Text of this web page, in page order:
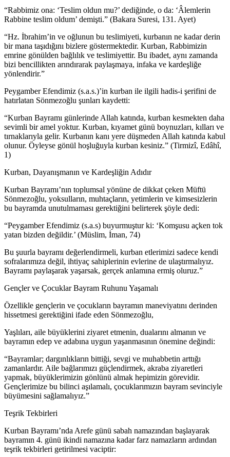
“Rabbimiz ona: ‘Teslim oldun mu?’ dediğinde, o da: ‘Âlemlerin
Rabbine teslim oldum’ demişti.” (Bakara Suresi, 131. Ayet)
“Hz. İbrahim’in ve oğlunun bu teslimiyeti, kurbanın ne kadar derin
bir mana taşıdığını bizlere göstermektedir. Kurban, Rabbimizin
emrine gönülden bağlılık ve teslimiyettir. Bu ibadet, aynı zamanda
bizi bencillikten arındırarak paylaşmaya, infaka ve kardeşliğe
yönlendirir.”
Peygamber Efendimiz (s.a.s.)’in kurban ile ilgili hadis-i şerifini de
hatırlatan Sönmezoğlu şunları kaydetti:
“Kurban Bayramı günlerinde Allah katında, kurban kesmekten daha
sevimli bir amel yoktur. Kurban, kıyamet günü boynuzları, kılları ve
tırnaklarıyla gelir. Kurbanın kanı yere düşmeden Allah katında kabul
olunur. Öyleyse gönül hoşluğuyla kurban kesiniz.” (Tirmizî, Edâhî,
1)
Kurban, Dayanışmanın ve Kardeşliğin Adıdır
Kurban Bayramı’nın toplumsal yönüne de dikkat çeken Müftü
Sönmezoğlu, yoksulların, muhtaçların, yetimlerin ve kimsesizlerin
bu bayramda unutulmaması gerektiğini belirterek şöyle dedi:
“Peygamber Efendimiz (s.a.s) buyurmuştur ki: ‘Komşusu açken tok
yatan bizden değildir.’ (Müslim, İman, 74)
Bu şuurla bayramı değerlendirmeli, kurban etlerimizi sadece kendi
sofralarımıza değil, ihtiyaç sahiplerinin evlerine de ulaştırmalıyız.
Bayramı paylaşarak yaşarsak, gerçek anlamına ermiş oluruz.”
Gençler ve Çocuklar Bayram Ruhunu Yaşamalı
Özellikle gençlerin ve çocukların bayramın maneviyatını derinden
hissetmesi gerektiğini ifade eden Sönmezoğlu,
Yaşlıları, aile büyüklerini ziyaret etmenin, dualarını almanın ve
bayramın edep ve adabına uygun yaşanmasının önemine değindi:
“Bayramlar; dargınlıkların bittiği, sevgi ve muhabbetin arttığı
zamanlardır. Aile bağlarımızı güçlendirmek, akraba ziyaretleri
yapmak, büyüklerimizin gönlünü almak hepimizin görevidir.
Gençlerimize bu bilinci aşılamalı, çocuklarımızın bayram sevinciyle
büyümesini sağlamalıyız.”
Teşrik Tekbirleri
Kurban Bayramı’nda Arefe günü sabah namazından başlayarak
bayramın 4. günü ikindi namazına kadar farz namazların ardından
teşrik tekbirleri getirilmesi vaciptir: